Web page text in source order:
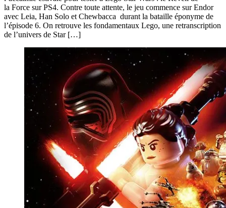
la Force sur PS4. Contre toute attente, le jeu commence sur Endor
avec Leia, Han Solo et Chewbacca durant la bataille éponyme de
l’épisode 6. On retrouve les fondamentaux Lego, une retranscription
de l’univers de Star […]